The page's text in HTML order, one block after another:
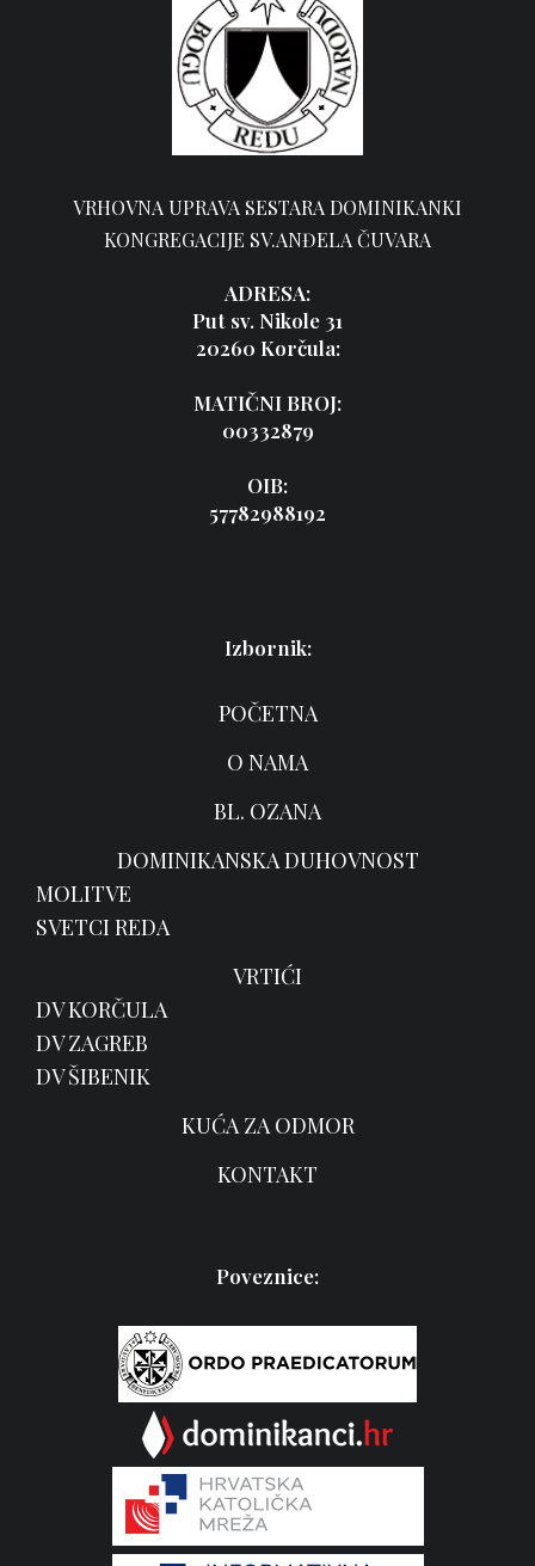
VRHOVNA UPRAVA SESTARA DOMINIKANKI
KONGREGACIJE SV.ANĐELA ČUVARA
ADRESA:
Put sv. Nikole 31
20260 Korčula:
MATIČNI BROJ:
00332879
OIB:
57782988192
Izbornik:
POČETNA
O NAMA
BL. OZANA
DOMINIKANSKA DUHOVNOST
MOLITVE
SVETCI REDA
VRTIĆI
DV KORČULA
DV ZAGREB
DV ŠIBENIK
KUĆA ZA ODMOR
KONTAKT
Poveznice: